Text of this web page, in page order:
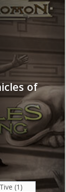
of
Tive (1)